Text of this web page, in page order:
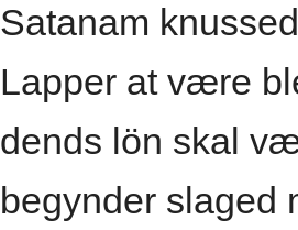
Satanam
Lapper at være
dends lön skal
begynder slaged